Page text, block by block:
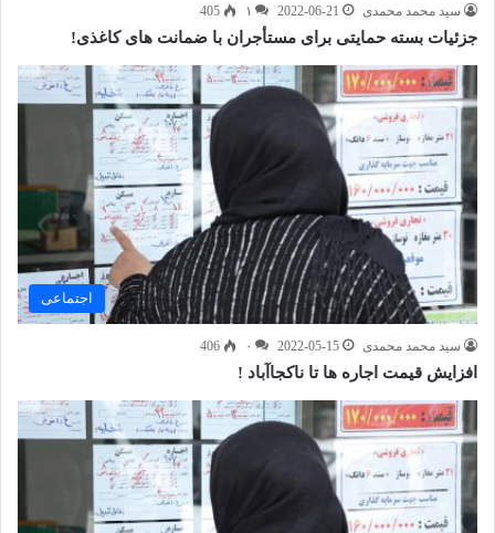
سید محمد محمدی 2022-06-21 ۱ 405
جزئیات بسته حمایتی برای مستأجران با ضمانت های کاغذی!
اجتماعی
سید محمد محمدی 2022-05-15 ۰ 406
افزایش قیمت اجاره ها تا ناکجاآباد !